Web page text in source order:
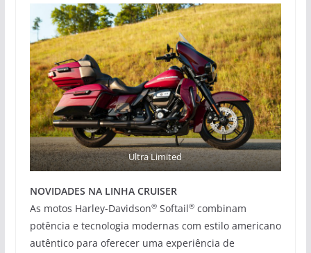
Ultra Limited
NOVIDADES NA LINHA CRUISER
As motos Harley-Davidson®Softail®combinam
potência e tecnologia modernas com estilo americano
autêntico para oferecer uma experiência de